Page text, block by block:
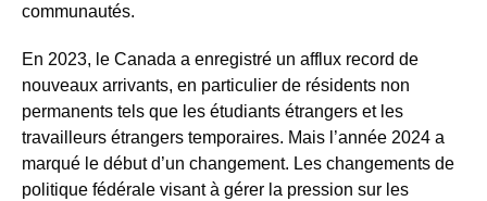
communautés.
En 2023, le Canada a enregistré un afflux record de
nouveaux arrivants, en particulier de résidents non
permanents tels que les étudiants étrangers et les
travailleurs étrangers temporaires. Mais l’année 2024 a
marqué le début d’un changement. Les changements de
politique fédérale visant à gérer la pression sur les